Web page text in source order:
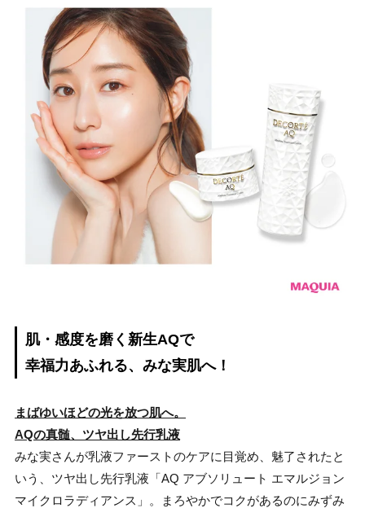
肌・感度を磨く新生AQで
幸福力あふれる、みな実肌へ！
まばゆいほどの光を放つ肌へ。
AQの真髄、ツヤ出し先行乳液
みな実さんが乳液ファーストのケアに目覚め、魅了されたと
いう、ツヤ出し先行乳液「AQ アブソリュート エマルジョン
マイクロラディアンス」。まろやかでコクがあるのにみずみ